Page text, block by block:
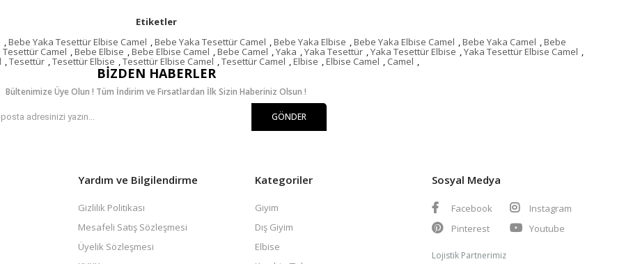
Etiketler
,Bebe Yaka Tesettür Elbise Camel ,Bebe Yaka Tesettür Camel ,Bebe Yaka Elbise ,Bebe Yaka Elbise Camel ,Bebe Yaka Camel ,Bebe
Tesettür Camel ,Bebe Elbise ,Bebe Elbise Camel ,Bebe Camel ,Yaka ,Yaka Tesettür ,Yaka Tesettür Elbise ,Yaka Tesettür Elbise Camel ,
,Tesettür ,Tesettür Elbise ,Tesettür Elbise Camel ,Tesettür Camel ,Elbise ,Elbise Camel , Camel ,
BIZDEN HABERLER
Bültenimize Üye Olun ! Tüm İndirim ve Fırsatlardan İlk Sizin Haberiniz Olsun !
GÖNDER
Yardım ve Bilgilendirme
Gizlilik Politikası
Mesafeli Satış Sözleşmesi
Üyelik Sözleşmesi
Kategoriler
Giyim
Dış Giyim
Elbise
Sosyal Medya
Facebook
Instagram
Pinterest
Youtube
Lojistik Partnerimiz